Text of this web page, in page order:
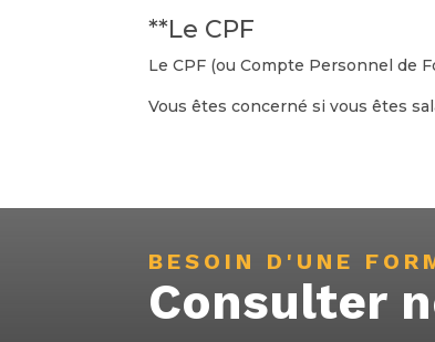
**Le CPF
Le CPF (ou Compte Personnel de
Vous êtes concerné si vous êtes
BESOIN D'UNE
Consulter